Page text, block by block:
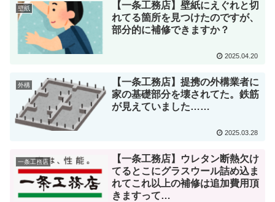
壁紙
【一条工務店】壁紙にえぐれと切
れてる箇所を見つけたのですが、
部分的に補修できますか？
2025.04.20
外構
【一条工務店】提携の外構業者に
家の基礎部分を壊されてた。鉄筋
が見えていました……
2025.03.28
一条工務店
【一条工務店】ウレタン断熱欠け
てるとこにグラスウール詰め込ま
れてこれ以上の補修は追加費用頂
きますって…